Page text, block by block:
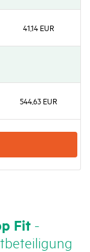
41,14 EUR
544,63 EUR
Fit -